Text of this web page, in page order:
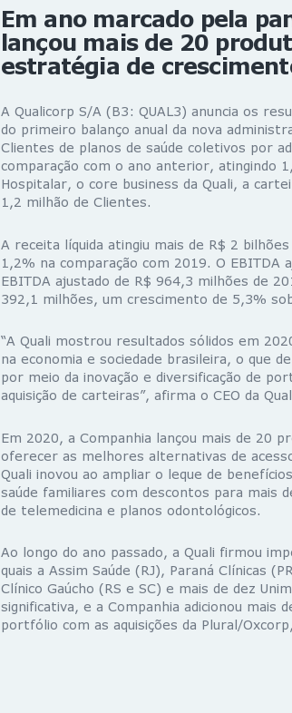
Em ano marcado pela
lançou mais de 20
estratégia de
A Qualicorp S/A (B3: QUAL3) anuncia os
do primeiro balanço anual da nova
Clientes de planos de saúde coletivos por
comparação com o ano anterior, atingindo
Hospitalar, o core business da Quali, a
1,2 milhão de Clientes.
A receita líquida atingiu mais de R$ 2
1,2% na comparação com 2019. O
EBITDA ajustado de R$ 964,3 milhões de
392,1 milhões, um crescimento de 5,3%
“A Quali mostrou resultados sólidos em
na economia e sociedade brasileira, o que
por meio da inovação e diversificação de
aquisição de carteiras”, afirma o CEO da
Em 2020, a Companhia lançou mais de 20
oferecer as melhores alternativas de
Quali inovou ao ampliar o leque de
saúde familiares com descontos para mais
de telemedicina e planos odontológicos.
Ao longo do ano passado, a Quali firmou
quais a Assim Saúde (RJ), Paraná Clínicas
Clínico Gaúcho (RS e SC) e mais de dez
significativa, e a Companhia adicionou mais
portfólio com as aquisições da Plural/